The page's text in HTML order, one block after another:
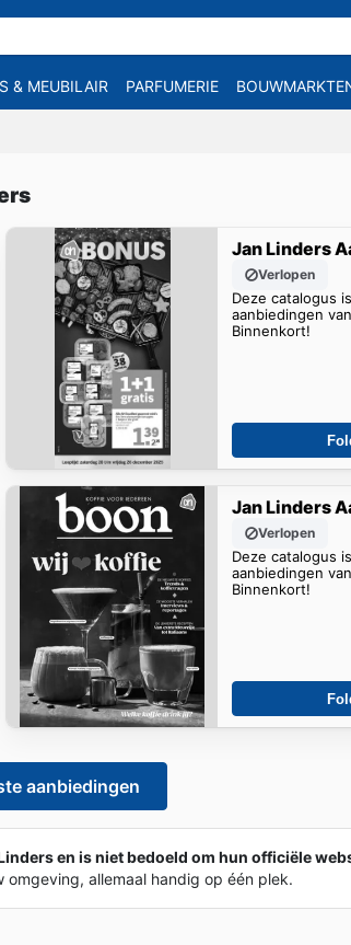
& MEUBILAIR PARFUMERIE
Jan Linders
Verlopen
Deze catalogus
aanbiedingen
Binnenkort!
Jan Linders
Verlopen
Deze catalogus
aanbiedingen
Binnenkort!
aanbiedingen
en is niet bedoeld om hun officiële
allemaal handig op één plek.